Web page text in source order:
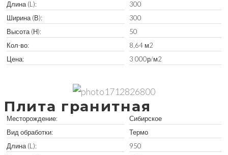
Длина (L):
Ширина (В):
Высота (Н):
Кол-во:
Цена:
300
300
50
8,64 м2
3 000р/м2
Плита гранитная
Месторождение:
Вид обработки:
Длина (L):
Сибирское
Термо
950